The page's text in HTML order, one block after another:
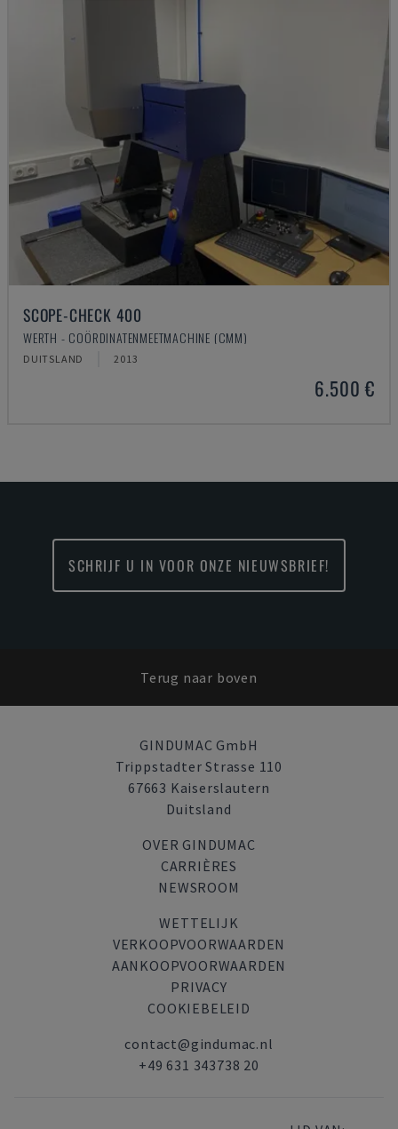
SCOPE-CHECK 400
WERTH - COÖRDINATENMEETMACHINE (CMM)
DUITSLAND 2013
6.500 €
SCHRIJF U IN VOOR ONZE NIEUWSBRIEF!
Terug naar boven
GINDUMAC GmbH
Trippstadter Strasse 110
67663 Kaiserslautern
Duitsland
OVER GINDUMAC
CARRIÈRES
NEWSROOM
WETTELIJK
VERKOOPVOORWAARDEN
AANKOOPVOORWAARDEN
PRIVACY
COOKIEBELEID
contact@gindumac.nl
+49 631 343738 20